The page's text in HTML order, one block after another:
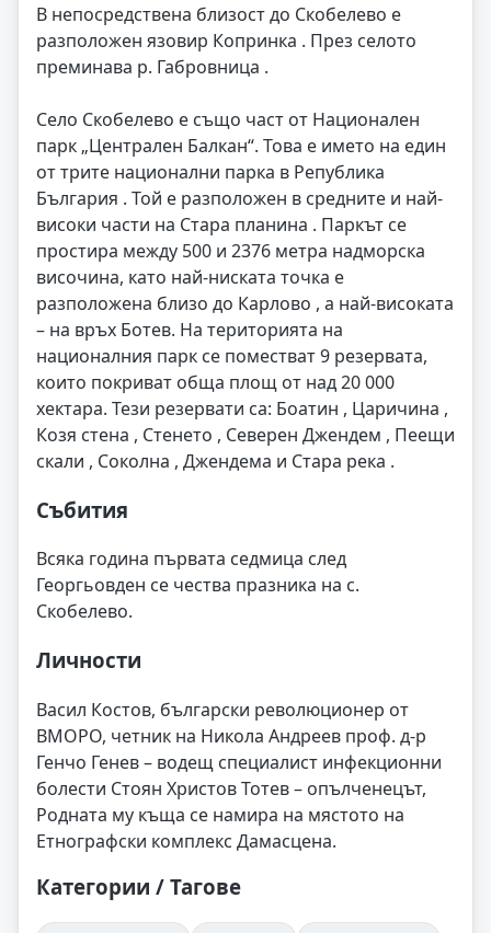
В непосредствена близост до Скобелево е
разположен язовир Копринка . През селото
преминава р. Габровница .
Село Скобелево е също част от Национален
парк „Централен Балкан“. Това е името на един
от трите национални парка в Република
България . Той е разположен в средните и най-
високи части на Стара планина . Паркът се
простира между 500 и 2376 метра надморска
височина, като най-ниската точка е
разположена близо до Карлово , а най-високата
– на връх Ботев. На територията на
националния парк се поместват 9 резервата,
които покриват обща площ от над 20 000
хектара. Тези резервати са: Боатин , Царичина ,
Козя стена , Стенето , Северен Джендем , Пеещи
скали , Соколна , Джендема и Стара река .
Събития
Всяка година първата седмица след
Георгьовден се чества празника на с.
Скобелево.
Личности
Васил Костов, български революционер от
ВМОРО, четник на Никола Андреев проф. д-р
Генчо Генев – водещ специалист инфекционни
болести Стоян Христов Тотев – опълченецът,
Родната му къща се намира на мястото на
Етнографски комплекс Дамасцена.
Категории / Тагове